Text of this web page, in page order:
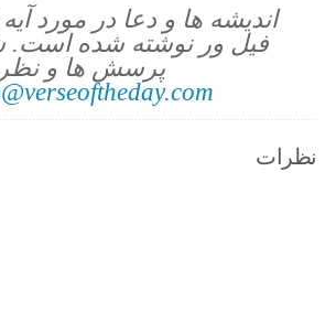
اندیشه ها و دعا در مورد
فیل ور نوشته شده است.
پرسش ها و
نظرات